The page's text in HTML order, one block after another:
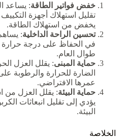
خفض فواتير الطاقة: يساعد
تقليل استهلاك أجهزة التكييف
يخفض من استهلاك الطاقة.
تحسين الراحة الداخلية:
في الحفاظ على درجة حرارة
طوال العام.
حماية المبنى: يقلل العزل
الضارة للحرارة والرطوبة
عمرها الافتراضي.
حماية البيئة: يقلل العزل من
يؤدي إلى تقليل انبعاثات
البيئة.
الخلاصة